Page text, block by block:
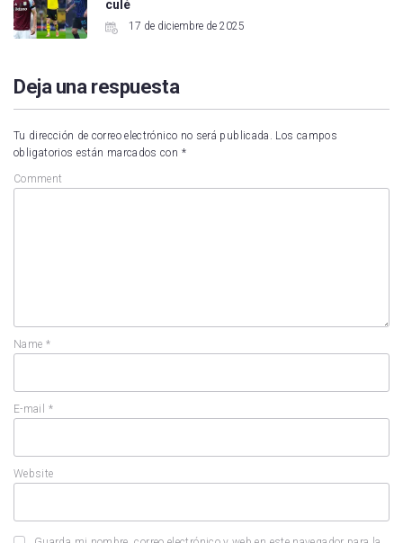
culé
17 de diciembre de 2025
Deja una respuesta
Tu dirección de correo electrónico no será publicada. Los campos
obligatorios están marcados con *
Comment
Name *
E-mail *
Website